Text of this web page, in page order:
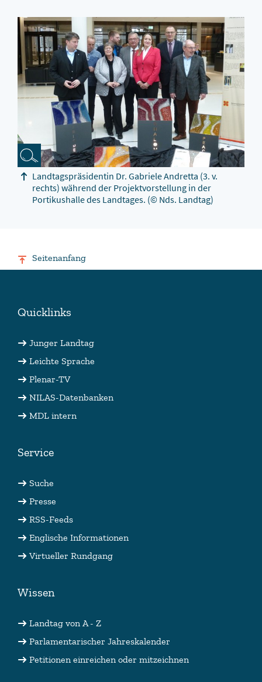
Landtagspräsidentin Dr. Gabriele Andretta (3. v.
rechts) während der Projektvorstellung in der
Portikushalle des Landtages. (© Nds. Landtag)
Seitenanfang
Quicklinks
Junger Landtag
Leichte Sprache
Plenar-TV
NILAS-Datenbanken
MDL intern
Service
Suche
Presse
RSS-Feeds
Englische Informationen
Virtueller Rundgang
Wissen
Landtag von A - Z
Parlamentarischer Jahreskalender
Petitionen einreichen oder mitzeichnen